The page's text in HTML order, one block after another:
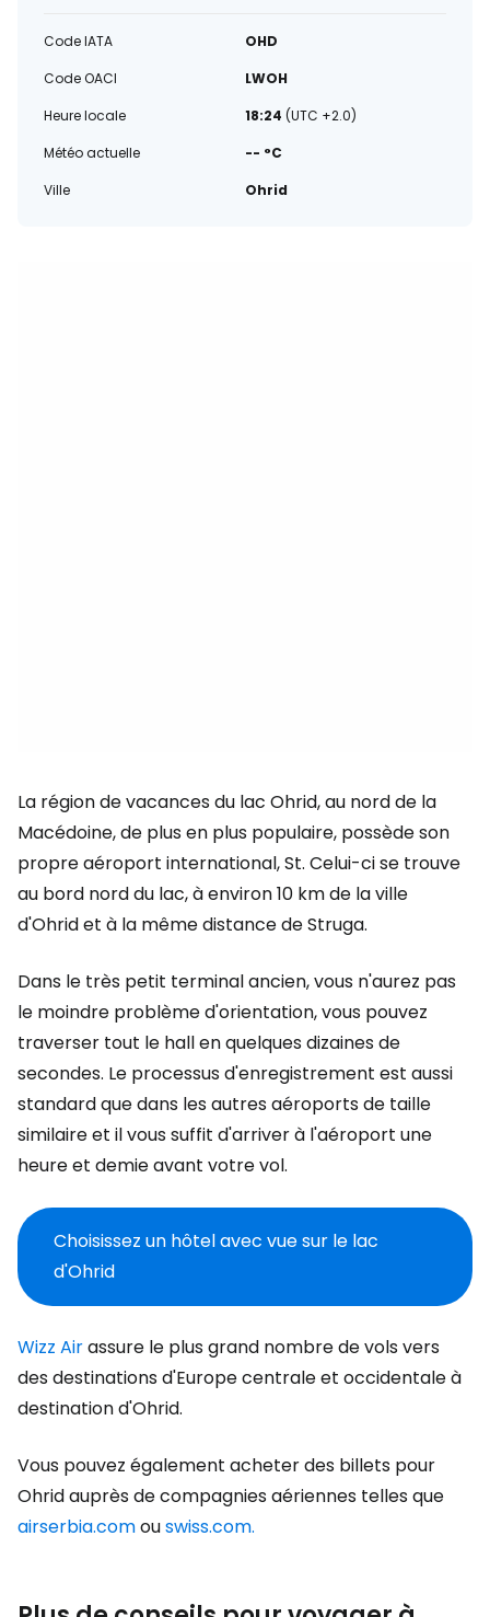
Code IATA
OHD
Code OACI
LWOH
Heure locale
18:24 (UTC +2.0)
Météo actuelle
-- °C
Ville
Ohrid
La région de vacances du lac Ohrid, au nord de la
Macédoine, de plus en plus populaire, possède son
propre aéroport international, St. Celui-ci se trouve
au bord nord du lac, à environ 10 km de la ville
d'Ohrid et à la même distance de Struga.
Dans le très petit terminal ancien, vous n'aurez pas
le moindre problème d'orientation, vous pouvez
traverser tout le hall en quelques dizaines de
secondes. Le processus d'enregistrement est aussi
standard que dans les autres aéroports de taille
similaire et il vous suffit d'arriver à l'aéroport une
heure et demie avant votre vol.
Choisissez un hôtel avec vue sur le lac
d'Ohrid
Wizz Airassure le plus grand nombre de vols vers
des destinations d'Europe centrale et occidentale à
destination d'Ohrid.
Vous pouvez également acheter des billets pour
Ohrid auprès de compagnies aériennes telles que
airserbia.comouswiss.com.